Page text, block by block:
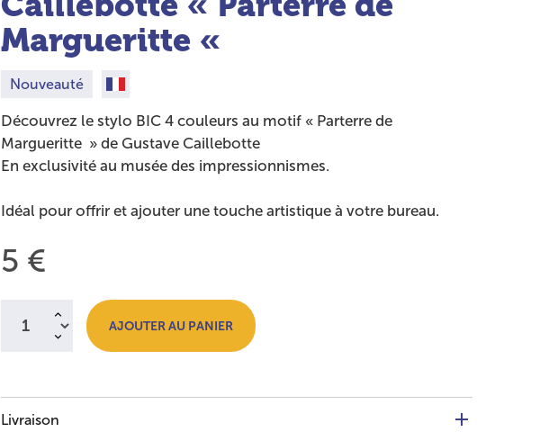
Margueritte «
Nouveauté
Découvrez le stylo BIC 4 couleurs au motif « Parterre de
Margueritte » de Gustave Caillebotte
En exclusivité au musée des impressionnismes.
Idéal pour offrir et ajouter une touche artistique à votre bureau.
Prix :
5 €
Quantité à ajouter au panier
AJOUTER AU PANIER
Livraison